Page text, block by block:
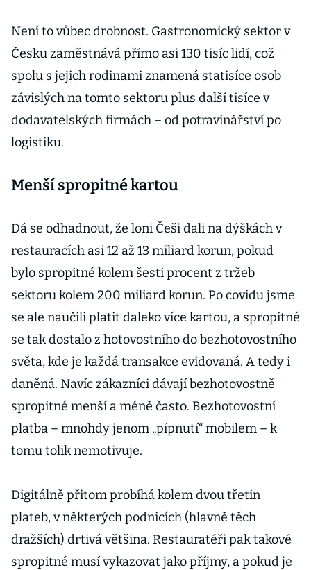
Není to vůbec drobnost. Gastronomický sektor v
Česku zaměstnává přímo asi 130 tisíc lidí, což
spolu s jejich rodinami znamená statisíce osob
závislých na tomto sektoru plus další tisíce v
dodavatelských firmách – od potravinářství po
logistiku.
Menší spropitné kartou
Dá se odhadnout, že loni Češi dali na dýškách v
restauracích asi 12 až 13 miliard korun, pokud
bylo spropitné kolem šesti procent z tržeb
sektoru kolem 200 miliard korun. Po covidu jsme
se ale naučili platit daleko více kartou, a spropitné
se tak dostalo z hotovostního do bezhotovostního
světa, kde je každá transakce evidovaná. A tedy i
daněná. Navíc zákazníci dávají bezhotovostně
spropitné menší a méně často. Bezhotovostní
platba – mnohdy jenom „pípnutí“ mobilem – k
tomu tolik nemotivuje.
Digitálně přitom probíhá kolem dvou třetin
plateb, v některých podnicích (hlavně těch
dražších) drtivá většina. Restauratéři pak takové
spropitné musí vykazovat jako příjmy, a pokud je